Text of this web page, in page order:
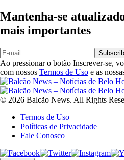
Mantenha-se
mais importantes
Ao pressionar o botão Inscrever-se,
com nossos Termos de Uso e as
© 2026 Balcão News. All Rights
Termos de Uso
Políticas de Privacidade
Fale Conosco